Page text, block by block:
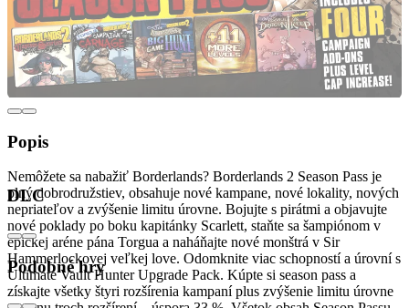
Popis
Nemôžete sa nabažiť Borderlands? Borderlands 2 Season Pass je
plný dobrodružstiev, obsahuje nové kampane, nové lokality, nových
nepriateľov a zvýšenie limitu úrovne. Bojujte s pirátmi a objavujte
nové poklady po boku kapitánky Scarlett, staňte sa šampiónom v
epickej aréne pána Torgua a naháňajte nové monštrá v Sir
Hammerlockovej veľkej love. Odomknite viac schopností a úrovní s
Ultimate Vault Hunter Upgrade Pack. Kúpte si season pass a
získajte všetky štyri rozšírenia kampaní plus zvýšenie limitu úrovne
DLC
Podobné hry